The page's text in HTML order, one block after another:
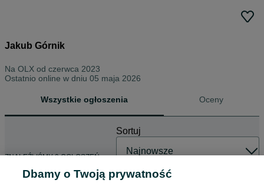
Jakub Górnik
Na OLX od czerwca 2023
Ostatnio online w dniu 05 maja 2026
Wszystkie ogłoszenia Oceny
ZNALEŹLIŚMY 0 OGŁOSZEŃ
Sortuj
Dbamy o Twoją prywatność